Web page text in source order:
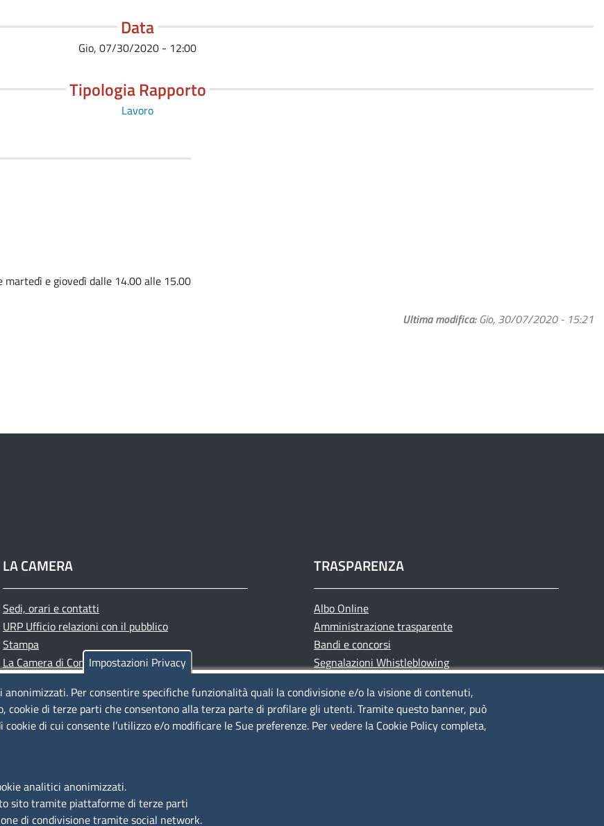
Data
Gio, 07/30/2020 - 12:00
Tipologia Rapporto
Lavoro
e giovedì dalle 14.00 alle 15.00
Ultima modifica Gio, 30/07/2020 - 15:21
LA CAMERA
Sedi, orari e contatti
URP Ufficio relazioni con il pubblico
Stampa
La Camera di Commercio oggi
Siti tematici
TRASPARENZA
Albo Online
Amministrazione trasparente
Bandi e concorsi
Segnalazioni Whistleblowing
IBAN e pagamenti informatici
Informative privacy e cookie
Verifiche PA
Impostazioni Privacy
Per consentire specifiche funzionalità quali la condivisione e/o la visione di contenuti,
cookie di terze parti che consentono alla terza parte di profilare gli utenti. Tramite questo banner, può
di cui consente l’utilizzo e/o modificare le Sue preferenze. Per vedere la Cookie Policy completa,
analitici anonimizzati.
sito tramite piattaforme di terze parti
di condivisione tramite social network.